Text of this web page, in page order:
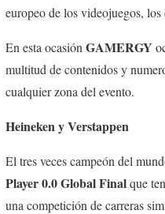
europeo de los videojuegos,
En esta ocasión GAMERGY
multitud de contenidos y
cualquier zona del evento.
Heineken y Verstappen
El tres veces campeón del
Player 0.0 Global Finalque
una competición de carreras